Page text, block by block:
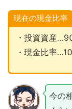
現在の現金比率
・投資資産
・現金比率
今の